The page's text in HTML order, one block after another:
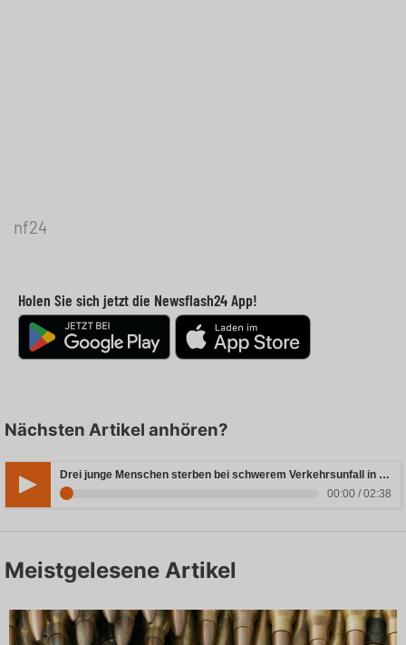
nf24
Holen Sie sich jetzt die Newsflash24 App!
Nächsten Artikel anhören?
Drei junge Menschen sterben bei schwerem Verkehrsunfall in Rheinland-Pfalz
00:00 / 02:38
Meistgelesene Artikel